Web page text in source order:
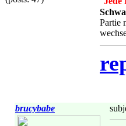
Partie
brucybabe